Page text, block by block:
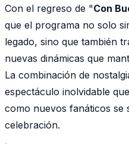
Con el regreso de "Con
que el programa no solo
legado, sino que también
nuevas dinámicas que
La combinación de
espectáculo inolvidable
como nuevos fanáticos se
celebración.